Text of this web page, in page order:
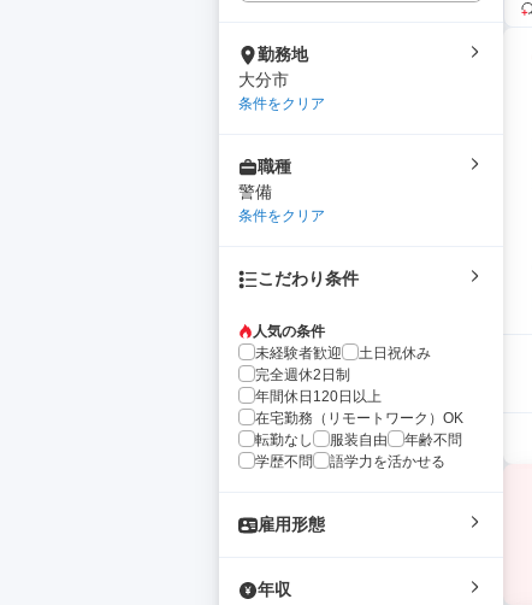
勤務地
大分市
条件をクリア
職種
警備
条件をクリア
こだわり条件
人気の条件
未経験者歓迎
土日祝休み
完全週休2日制
年間休日120日以上
在宅勤務（リモートワーク）OK
転勤なし
服装自由
年齢不問
学歴不問
語学力を活かせる
雇用形態
年収